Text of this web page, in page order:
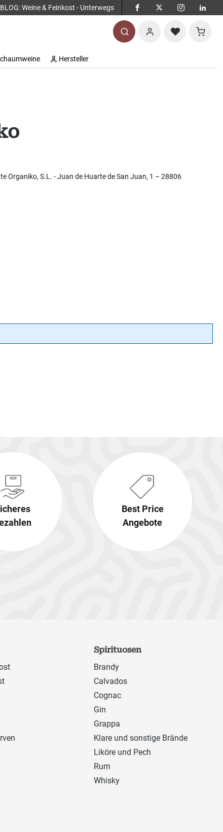
BLOG: Weine & Feinkost - Unterwegs
Hersteller
Organiko, S.L. - Juan de Huarte de San Juan, 1 – 28806
Best Price
Angebote
Spirituosen
Brandy
Calvados
Cognac
Gin
Grappa
Klare und sonstige Brände
Liköre und Pech
Rum
Whisky